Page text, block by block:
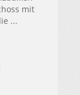
mit
...